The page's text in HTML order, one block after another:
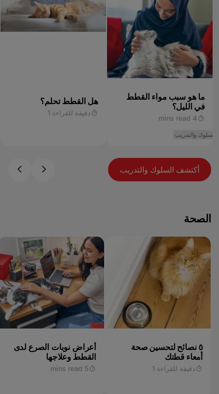
ما هو سبب مواء القطط
في الليل؟
4 mins read
السلوك والتدريب
هل القطط تحلم؟
دقيقة للقراءة 1
أكتشف السلوك والتدريب
الصحة
٥ نصائح لتحسين صحة
أمعاء قطتك
دقيقة للقراءة 1
أعراض نوبات الصرع لدى
القطط وعلاجها
5 mins read